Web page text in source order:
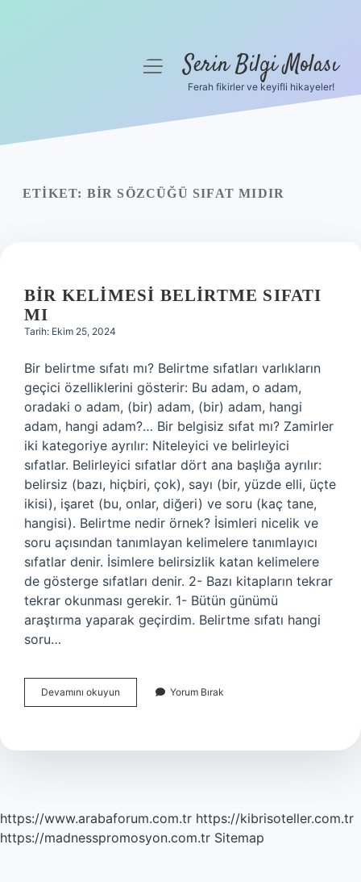
Yasal Uyarı
menüyüSerin Bilgi Molası
Ferah fikirler ve keyifli hikayeler!
ETIKET: BIR SÖZCÜĞÜ SIFAT MIDIR
BIR KELIMESI BELIRTME SIFATI
MI
Tarih: Ekim 25, 2024
Bir belirtme sıfatı mı? Belirtme sıfatları varlıkların
geçici özelliklerini gösterir: Bu adam, o adam,
oradaki o adam, (bir) adam, (bir) adam, hangi
adam, hangi adam?… Bir belgisiz sıfat mı? Zamirler
iki kategoriye ayrılır: Niteleyici ve belirleyici
sıfatlar. Belirleyici sıfatlar dört ana başlığa ayrılır:
belirsiz (bazı, hiçbiri, çok), sayı (bir, yüzde elli, üçte
ikisi), işaret (bu, onlar, diğeri) ve soru (kaç tane,
hangisi). Belirtme nedir örnek? İsimleri nicelik ve
soru açısından tanımlayan kelimelere tanımlayıcı
sıfatlar denir. İsimlere belirsizlik katan kelimelere
de gösterge sıfatları denir. 2- Bazı kitapların tekrar
tekrar okunması gerekir. 1- Bütün günümü
araştırma yaparak geçirdim. Belirtme sıfatı hangi
soru…
Devamını okuyun
Kelimesi
Mı
Yorum Bırak
https://www.arabaforum.com.tr https://kibrisoteller.com.tr
https://madnesspromosyon.com.tr Sitemap